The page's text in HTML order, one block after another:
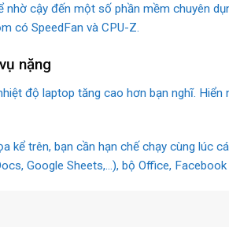
cậy đến một số phần mềm chuyên
có SpeedFan và CPU-Z.
nặng
độ laptop tăng cao hơn bạn nghĩ.
kể trên, bạn cần hạn chế chạy cùng lúc
Google Sheets,…), bộ Office, Facebook